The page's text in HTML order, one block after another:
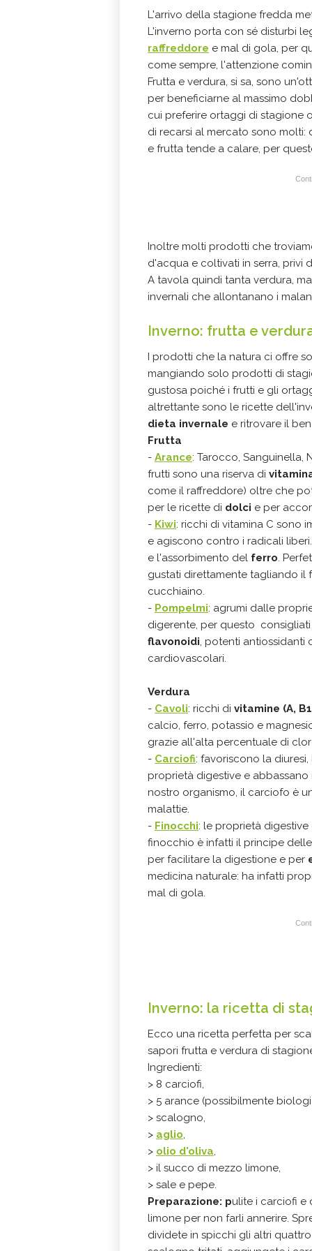
L'arrivo della stagione fredda
L'inverno porta con sé disturbi
raffreddore e mal di gola, per
come sempre, l'attenzione
Frutta e verdura, si sa, sono
per beneficiarne al massimo
cui preferire ortaggi di stagione
di recarsi al mercato sono
e frutta tende a calare, per
Inoltre molti prodotti che
d'acqua e coltivati in serra, privi
A tavola quindi tanta verdura,
invernali che allontanano i
Inverno: frutta e
I prodotti che la natura ci offre
mangiando solo prodotti di
gustosa poiché i frutti e gli
altrettante sono le ricette
dieta invernale e ritrovare il
Frutta
- Arance: Tarocco, Sanguinella,
frutti sono una riserva di
come il raffreddore) oltre che
per le ricette di dolci e per
- Kiwi: ricchi di vitamina C sono
e agiscono contro i radicali
e l'assorbimento del ferro.
gustati direttamente tagliando
cucchiaino.
- Pompelmi: agrumi dalle
digerente, per questo
flavonoidi, potenti antiossidanti
cardiovascolari.
Verdura
- Cavoli: ricchi di vitamine (A,
calcio, ferro, potassio e
grazie all'alta percentuale di
- Carciofi: favoriscono la
proprietà digestive e
nostro organismo, il carciofo è
malattie.
- Finocchi: le proprietà
finocchio è infatti il principe
per facilitare la digestione e per
medicina naturale: ha infatti
mal di gola.
Inverno: la ricetta di
Ecco una ricetta perfetta per
sapori frutta e verdura di
Ingredienti:
> 8 carciofi,
> 5 arance (possibilmente
> scalogno,
> aglio,
> olio d'oliva,
> il succo di mezzo limone,
> sale e pepe.
Preparazione: pulite i carciofi e
limone per non farli annerire.
dividete in spicchi gli altri